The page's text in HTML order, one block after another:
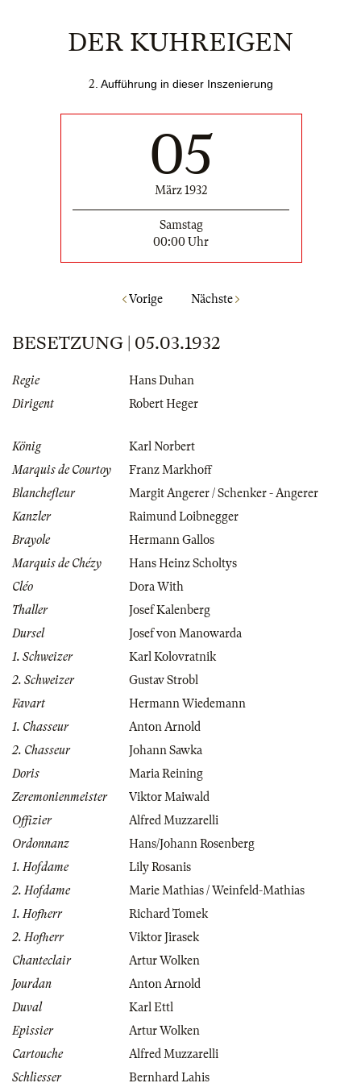
DER KUHREIGEN
2 . Aufführung in dieser Inszenierung
05
März 1932
Samstag
00:00 Uhr
Vorige Nächste
BESETZUNG | 05.03.1932
Regie
Hans Duhan
Dirigent
Robert Heger
König
Karl Norbert
Marquis de Courtoy
Franz Markhoff
Blanchefleur
Margit Angerer / Schenker - Angerer
Kanzler
Raimund Loibnegger
Brayole
Hermann Gallos
Marquis de Chézy
Hans Heinz Scholtys
Cléo
Dora With
Thaller
Josef Kalenberg
Dursel
Josef von Manowarda
1. Schweizer
Karl Kolovratnik
2. Schweizer
Gustav Strobl
Favart
Hermann Wiedemann
1. Chasseur
Anton Arnold
2. Chasseur
Johann Sawka
Doris
Maria Reining
Zeremonienmeister
Viktor Maiwald
Offizier
Alfred Muzzarelli
Ordonnanz
Hans/Johann Rosenberg
1. Hofdame
Lily Rosanis
2. Hofdame
Marie Mathias / Weinfeld-Mathias
1. Hofherr
Richard Tomek
2. Hofherr
Viktor Jirasek
Chanteclair
Artur Wolken
Jourdan
Anton Arnold
Duval
Karl Ettl
Epissier
Artur Wolken
Cartouche
Alfred Muzzarelli
Schliesser
Bernhard Lahis